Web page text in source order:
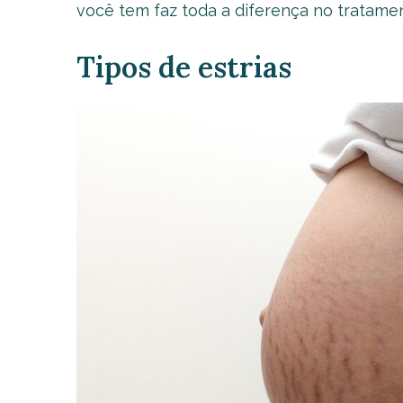
você tem faz toda a diferença no
Tipos de estrias